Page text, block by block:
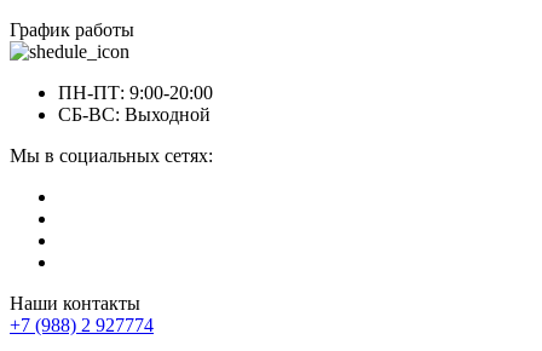
График работы
ПН-ПТ: 9:00-20:00
СБ-ВС: Выходной
Мы в социальных сетях:
Наши контакты
+7 (988) 2 927774